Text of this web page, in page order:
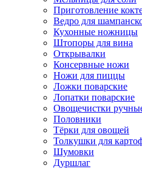
Приготовление
Ведро для
Кухонные ножницы
Штопоры для вина
Открывалки
Консервные ножи
Ножи для пиццы
Ложки поварские
Лопатки поварские
Овощечистки
Половники
Тёрки для овощей
Толкушки для
Шумовки
Дуршлаг